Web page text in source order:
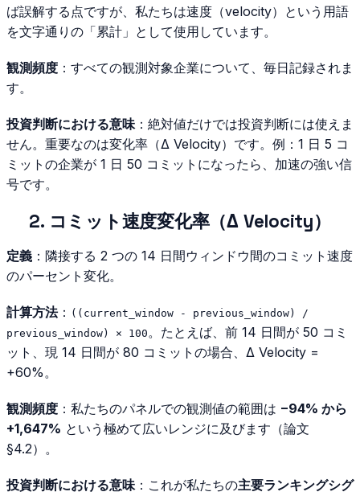
ば誤解する点ですが、私たちは速度（velocity）という用語
を文字通りの「累計」として使用しています。
観測頻度 ：すべての観測対象企業について、毎日記録されま
す。
投資判断における意味：絶対値だけでは投資判断には使えま
せん。重要なのは変化率（Δ Velocity）です。例：1 日 5 コ
ミットの企業が 1 日 50 コミットになったら、加速の強い信
号です。
2. コミット速度変化率（Δ Velocity）
定義 ：隣接する 2 つの 14 日間ウィンドウ間のコミット速度
のパーセント変化。
計算方法： ((current_window - previous_window) /
previous_window) × 100。たとえば、前 14 日間が 50 コミ
ット、現 14 日間が 80 コミットの場合、Δ Velocity =
+60%。
観測頻度 ：私たちのパネルでの観測値の範囲は −94% から
+1,647% という極めて広いレンジに及びます（論文
§4.2）。
投資判断における意味：これが私たちの主要ランキングシグ